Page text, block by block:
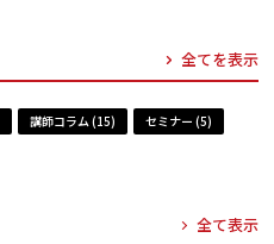
講師コラム (15) セミナー (5)
全てを表示
全て表示